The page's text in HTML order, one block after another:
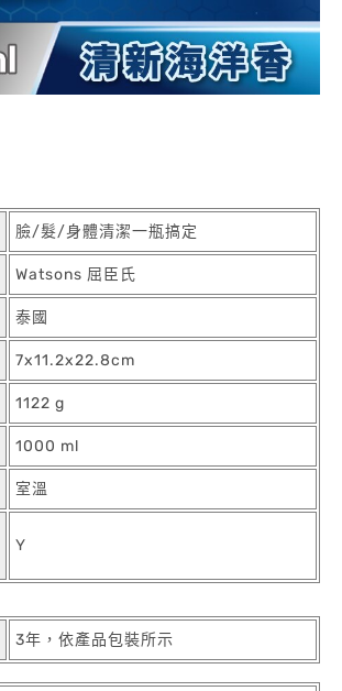
臉/髮/身體清潔一瓶搞定
Watsons 屈臣氏
泰國
7x11.2x22.8cm
1122 g
1000 ml
室溫
Y
3年，依產品包裝所示